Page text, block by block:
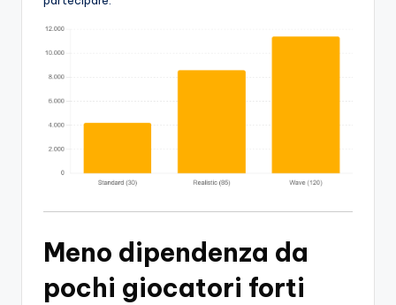
Meno dipendenza da
pochi giocatori forti